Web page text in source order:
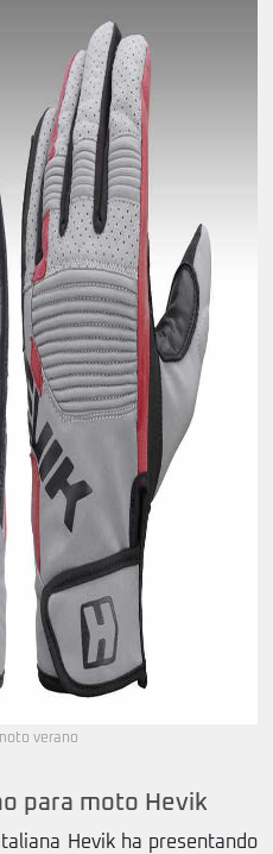
verano
para moto Hevik
Hevik ha presentando